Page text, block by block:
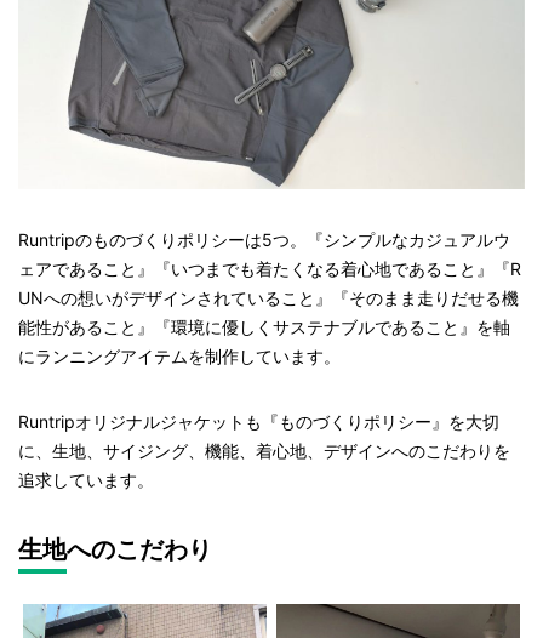
Runtripのものづくりポリシーは5つ。『シンプルなカジュアルウ
ェアであること』『いつまでも着たくなる着心地であること』『R
UNへの想いがデザインされていること』『そのまま走りだせる機
能性があること』『環境に優しくサステナブルであること』を軸
にランニングアイテムを制作しています。
Runtripオリジナルジャケットも『ものづくりポリシー』を大切
に、生地、サイジング、機能、着心地、デザインへのこだわりを
追求しています。
生地へのこだわり